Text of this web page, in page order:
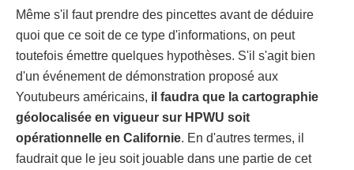
Même s'il faut prendre des pincettes avant de déduire
quoi que ce soit de ce type d'informations, on peut
toutefois émettre quelques hypothèses. S'il s'agit bien
d'un événement de démonstration proposé aux
Youtubeurs américains, il faudra que la cartographie
géolocalisée en vigueur sur HPWU soit
opérationnelle en Californie. En d'autres termes, il
faudrait que le jeu soit jouable dans une partie de cet